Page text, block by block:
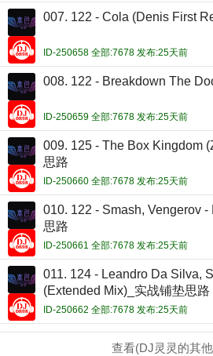
007. 122 - Cola (Denis First
ID-250658 全部:7678 发布:25天前
008. 122 - Breakdown The
ID-250659 全部:7678 发布:25天前
009. 125 - The Box Kingdom
思路
ID-250660 全部:7678 发布:25天前
010. 122 - Smash, Vengerov
思路
ID-250661 全部:7678 发布:25天前
011. 124 - Leandro Da Silva,
(Extended Mix)_实战铺垫思路
ID-250662 全部:7678 发布:25天前
查看(DJ灵灵的其